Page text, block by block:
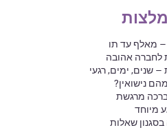
– מאלף עד תו
לחברה אהובה
שנים, ימים, רגעי
נישואין?
מרגשת
מיוחד
שאלות